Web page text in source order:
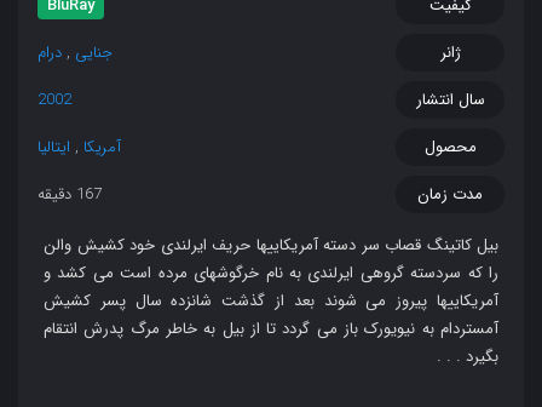
کیفیت
BluRay
ژانر
جنایی ,درام
سال انتشار
2002
محصول
آمریکا , ایتالیا
مدت زمان
167 دقیقه
بیل کاتینگ قصاب سر دسته آمریکاییها حریف ایرلندی خود کشیش والن
را که سردسته گروهی ایرلندی به نام خرگوشهای مرده است می کشد و
آمریکاییها پیروز می شوند بعد از گذشت شانزده سال پسر کشیش
آمستردام به نیویورک باز می گردد تا از بیل به خاطر مرگ پدرش انتقام
بگیرد . . .